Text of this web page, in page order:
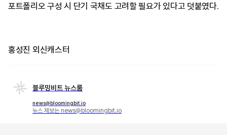
포트폴리오 구성 시 단기 국채도 고려할 필요가 있다고 덧붙였다.
홍성진 외신캐스터
블루밍비트 뉴스룸
news@bloomingbit.io
뉴스 제보는 news@bloomingbit.io